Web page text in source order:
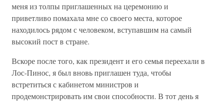
меня из толпы приглашенных на церемонию и
приветливо помахала мне со своего места, которое
находилось рядом с человеком, вступавшим на самый
высокий пост в стране.
Вскоре после того, как президент и его семья переехали в
Лос-Пинос, я был вновь приглашен туда, чтобы
встретиться с кабинетом министров и
продемонстрировать им свои способности. В тот день я